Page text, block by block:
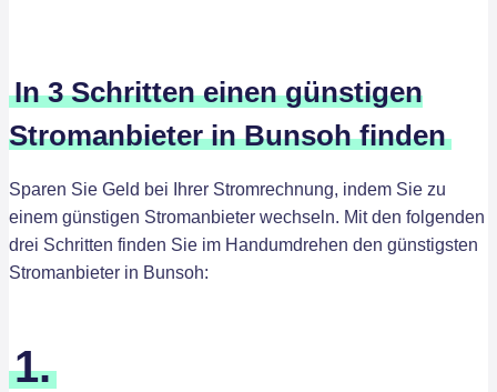
In 3 Schritten einen günstigen
Stromanbieter in Bunsoh finden
Sparen Sie Geld bei Ihrer Stromrechnung, indem Sie zu
einem günstigen Stromanbieter wechseln. Mit den folgenden
drei Schritten finden Sie im Handumdrehen den günstigsten
Stromanbieter in Bunsoh:
1.